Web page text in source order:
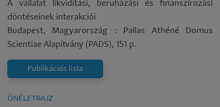
A vállalat likviditási, beruházási és finanszírozási
döntéseinek interakciói
Budapest, Magyarország : Pallas Athéné Domus
Scientiae Alapítvány (PADS), 151 p.
Publikációs lista
ÖNÉLETRAJZ